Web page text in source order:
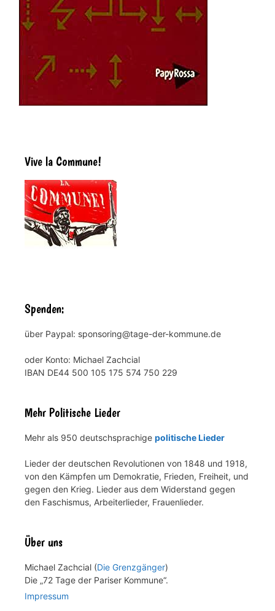
Vive la Commune!
Spenden:
über Paypal: sponsoring@tage-der-kommune.de
oder Konto: Michael Zachcial
IBAN DE44 500 105 175 574 750 229
Mehr Politische Lieder
Mehr als 950 deutschsprachige politische Lieder
Lieder der deutschen Revolutionen von 1848 und 1918,
von den Kämpfen um Demokratie, Frieden, Freiheit, und
gegen den Krieg. Lieder aus dem Widerstand gegen
den Faschismus, Arbeiterlieder, Frauenlieder.
Über uns
Michael Zachcial (Die Grenzgänger)
Die „72 Tage der Pariser Kommune“.
Impressum